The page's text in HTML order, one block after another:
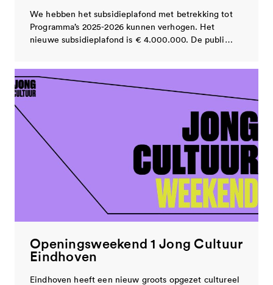
We hebben het subsidieplafond met betrekking tot
Programma’s 2025-2026 kunnen verhogen. Het
nieuwe subsidieplafond is € 4.000.000. De publi…
Openingsweekend 1 Jong Cultuur
Eindhoven
Eindhoven heeft een nieuw groots opgezet cultureel